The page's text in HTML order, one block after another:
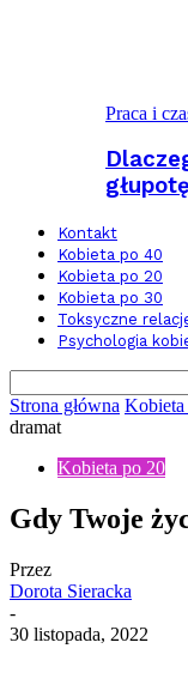
Praca i
Kontakt
Kobieta po 40
Kobieta po 20
Kobieta po 30
Toksyczne
Psychologia
Strona główna Kobieta
dramat
Kobieta po 20
Gdy Twoje
Przez
Dorota Sieracka
-
30 listopada, 2022